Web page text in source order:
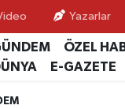
Yazarlar
ÖZEL
E-GAZETE